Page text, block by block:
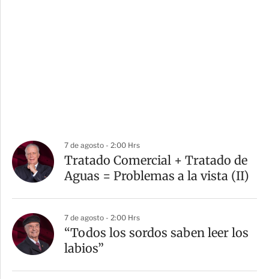
7 de agosto - 2:00 Hrs
Tratado Comercial + Tratado de
Aguas = Problemas a la vista (II)
7 de agosto - 2:00 Hrs
“Todos los sordos saben leer los
labios”